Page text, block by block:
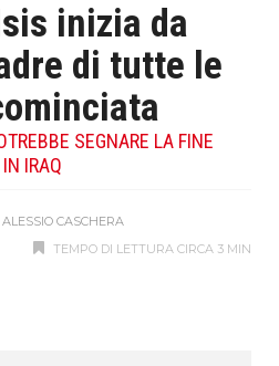
inizia da
di tutte le
SEGNARE LA FINE
IRAQ
ALESSIO CASCHERA
TEMPO DI LETTURA CIRCA 3 MIN